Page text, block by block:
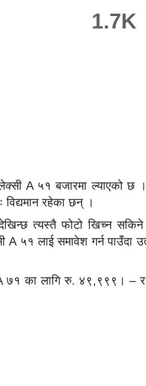
1.7K
A ५१ बजारमा ल्याएको छ ।
रहेका छन् ।
त्यस्तै फोटो खिच्न सकिने
A ५१ लाई समावेश गर्न पाउँदा
७१ का लागि रु. ४९,९९९। –